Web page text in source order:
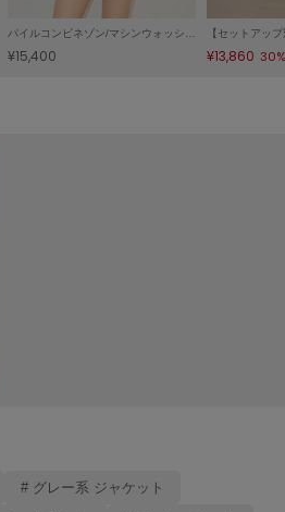
パイルコンビネゾン/マシンウォッシャブル
¥15,400 ¥13,860
# グレー系 ジャケット